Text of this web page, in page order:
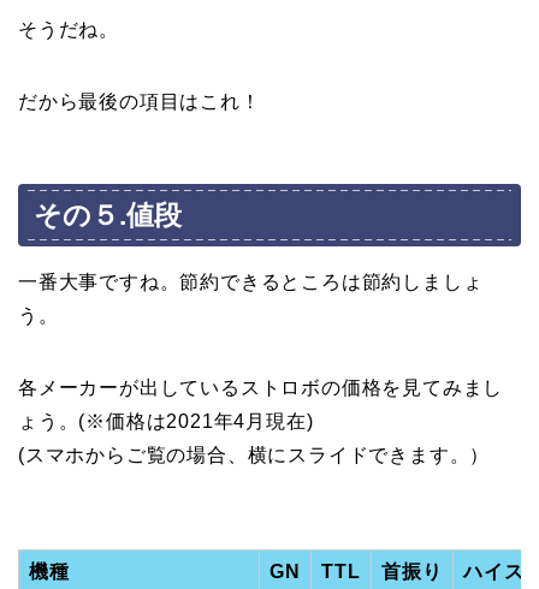
そうだね。
だから最後の項目はこれ！
その５.値段
一番大事ですね。節約できるところは節約しましょ
う。
各メーカーが出しているストロボの価格を見てみまし
ょう。(※価格は2021年4月現在)
(スマホからご覧の場合、横にスライドできます。）
機種 GN TTL 首振り ハイス